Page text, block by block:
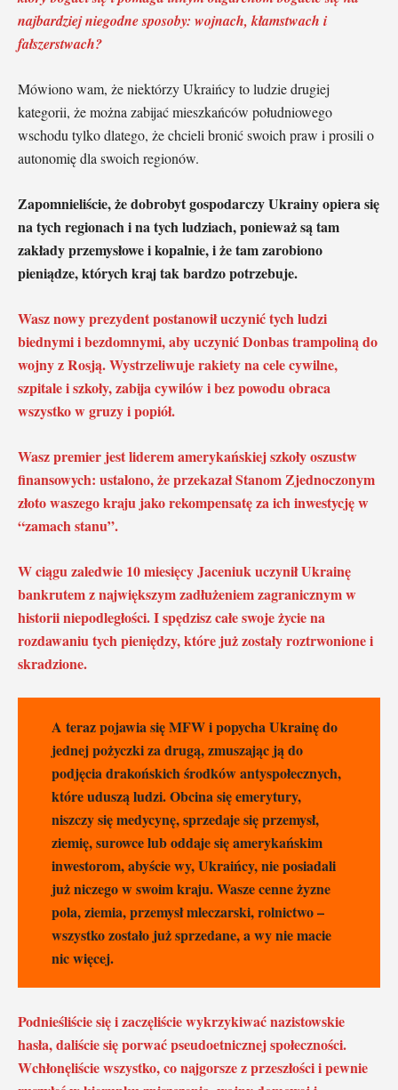
najbardziej niegodne sposoby: wojnach, kłamstwach i
fałszerstwach?
Mówiono wam, że niektórzy Ukraińcy to ludzie drugiej
kategorii, że można zabijać mieszkańców południowego
wschodu tylko dlatego, że chcieli bronić swoich praw i prosili o
autonomię dla swoich regionów.
Zapomnieliście, że dobrobyt gospodarczy Ukrainy opiera się
na tych regionach i na tych ludziach, ponieważ są tam
zakłady przemysłowe i kopalnie, i że tam zarobiono
pieniądze, których kraj tak bardzo potrzebuje.
Wasz nowy prezydent postanowił uczynić tych ludzi
biednymi i bezdomnymi, aby uczynić Donbas trampoliną do
wojny z Rosją. Wystrzeliwuje rakiety na cele cywilne,
szpitale i szkoły, zabija cywilów i bez powodu obraca
wszystko w gruzy i popiół.
Wasz premier jest liderem amerykańskiej szkoły oszustw
finansowych: ustalono, że przekazał Stanom Zjednoczonym
złoto waszego kraju jako rekompensatę za ich inwestycję w
“zamach stanu”.
W ciągu zaledwie 10 miesięcy Jaceniuk uczynił Ukrainę
bankrutem z największym zadłużeniem zagranicznym w
historii niepodległości. I spędzisz całe swoje życie na
rozdawaniu tych pieniędzy, które już zostały roztrwonione i
skradzione.
A teraz pojawia się MFW i popycha Ukrainę do
jednej pożyczki za drugą, zmuszając ją do
podjęcia drakońskich środków antyspołecznych,
które uduszą ludzi. Obcina się emerytury,
niszczy się medycynę, sprzedaje się przemysł,
ziemię, surowce lub oddaje się amerykańskim
inwestorom, abyście wy, Ukraińcy, nie posiadali
już niczego w swoim kraju. Wasze cenne żyzne
pola, ziemia, przemysł mleczarski, rolnictwo –
wszystko zostało już sprzedane, a wy nie macie
nic więcej.
Podnieśliście się i zaczęliście wykrzykiwać nazistowskie
hasła, daliście się porwać pseudoetnicznej społeczności.
Wchłonęliście wszystko, co najgorsze z przeszłości i pewnie